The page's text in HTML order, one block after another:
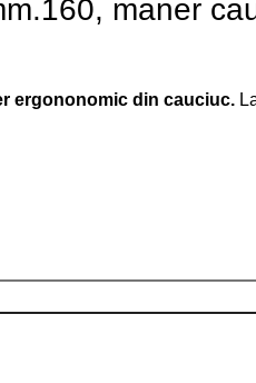
maner
ergononomic din cauciuc.